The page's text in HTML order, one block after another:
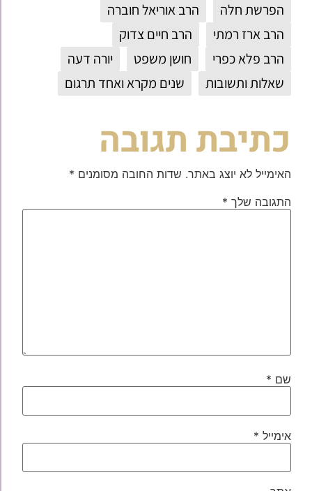
הפרשת חלה
הרב אוריאל חוברה
הרב ארז רמתי
הרב חיים צדוק
הרב פלא כפרי
חושן משפט
יורה דעה
שאלות ותשובות
שנים מקרא ואחד תרגום
כתיבת תגובה
האימייל לא יוצג באתר. שדות החובה מסומנים *
התגובה שלך *
שם *
אימייל *